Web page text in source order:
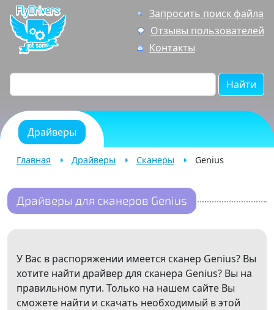
Запросить поиск файла
Отзывы пользователей
Контакты
Найти
Драйверы
Главная Драйверы Сканеры Genius
Драйверы для сканеров Genius
У Вас в распоряжении имеется сканер Genius? Вы
хотите найти драйвер для сканера Genius? Вы на
правильном пути. Только на нашем сайте Вы
сможете найти и скачать необходимый в этой